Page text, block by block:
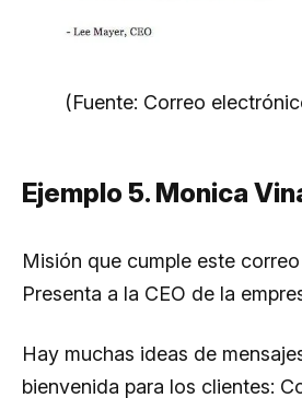
(Fuente: Correo
Ejemplo 5. Monica
Misión que cumple este
Presenta a la CEO de la
Hay muchas ideas de
bienvenida para los clientes: